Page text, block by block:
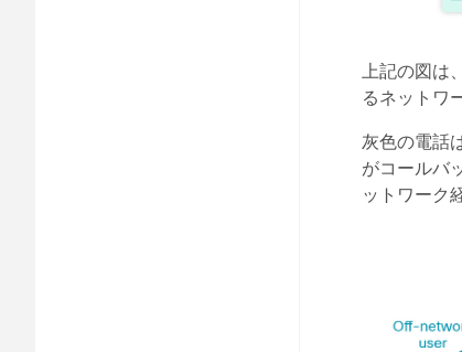
上記の図は
るネットワ
灰色の電話
がコールバ
ットワーク